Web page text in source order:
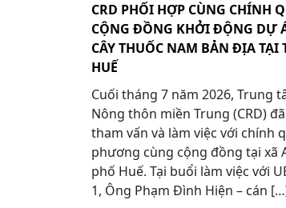
CRD PHỐI HỢP CÙNG CHÍNH
CỘNG ĐỒNG KHỞI ĐỘNG DỰ
CÂY THUỐC NAM BẢN ĐỊA TẠI
HUẾ
Cuối tháng 7 năm 2026, Trung
Nông thôn miền Trung (CRD)
tham vấn và làm việc với chính
phương cùng cộng đồng tại xã
phố Huế. Tại buổi làm việc với
1, Ông Phạm Đình Hiện – cán